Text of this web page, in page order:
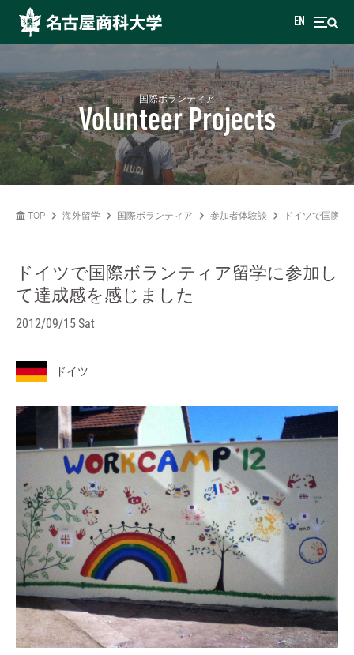
EN
国際ボランティア
Volunteer Projects
TOP 海外留学 国際ボランティア 参加者体験談 ドイツで国際
ドイツで国際ボランティア留学に参加し
て達成感を感じました
2012/09/15 Sat
ドイツ